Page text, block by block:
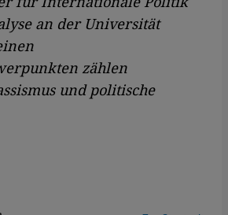
an der Universität
zählen
und politische